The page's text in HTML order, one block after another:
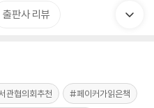
출판사 리뷰
관협의회추천 #페이커가읽은책